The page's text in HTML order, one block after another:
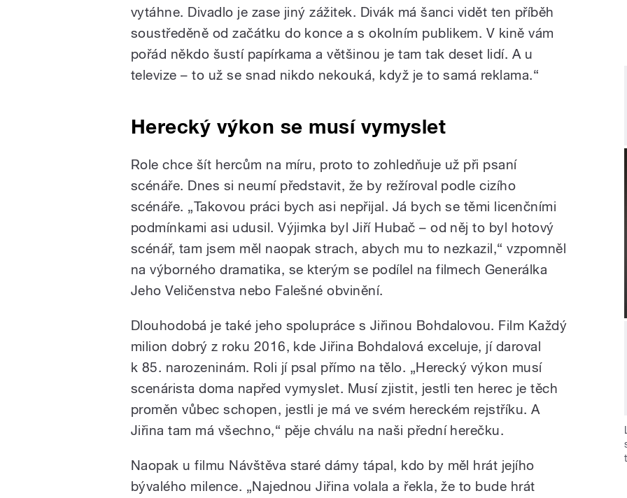
vytáhne. Divadlo je zase jiný zážitek. Divák má šanci vidět ten příběh
soustředěně od začátku do konce a s okolním publikem. V kině vám
pořád někdo šustí papírkama a většinou je tam tak deset lidí. A u
televize – to už se snad nikdo nekouká, když je to samá reklama.“
Herecký výkon se musí vymyslet
Role chce šít hercům na míru, proto to zohledňuje už při psaní
scénáře. Dnes si neumí představit, že by režíroval podle cizího
scénáře. „Takovou práci bych asi nepřijal. Já bych se těmi licenčními
podmínkami asi udusil. Výjimka byl Jiří Hubač – od něj to byl hotový
scénář, tam jsem měl naopak strach, abych mu to nezkazil,“ vzpomněl
na výborného dramatika, se kterým se podílel na filmech Generálka
Jeho Veličenstva nebo Falešné obvinění.
Dlouhodobá je také jeho spolupráce s Jiřinou Bohdalovou. Film Každý
milion dobrý z roku 2016, kde Jiřina Bohdalová exceluje, jí daroval
k 85. narozeninám. Roli jí psal přímo na tělo. „Herecký výkon musí
scenárista doma napřed vymyslet. Musí zjistit, jestli ten herec je těch
proměn vůbec schopen, jestli je má ve svém hereckém rejstříku. A
Jiřina tam má všechno,“ pěje chválu na naši přední herečku.
Naopak u filmu Návštěva staré dámy tápal, kdo by měl hrát jejího
bývalého milence. „Najednou Jiřina volala a řekla, že to bude hrát